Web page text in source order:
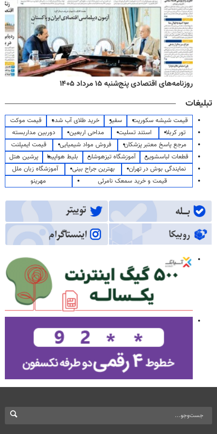
روزنامه‌های اقتصادی پنج‌شنبه ۱۵ مرداد ۱۴۰۵
تبلیغات
قیمت شیشه سکوریت سفیر خرید طلای آب شده
قیمت موکت
تور کربلا
استند تسلیت مداحی اربعین
دوربین مداربسته
مرجع پاسخ معتبر پزشکان
فروش مواد شیمیایی
قیمت ایمپلنت
قطعات لباسشویی
آموزشگاه تیزهوشان بلیط هواپیما
پرشین هتل
نمایندگی بوش در تهران
بهترین جراح بینی
آموزشگاه زبان ملل
قیمت و خرید سمعک نامرئی
مهرینو